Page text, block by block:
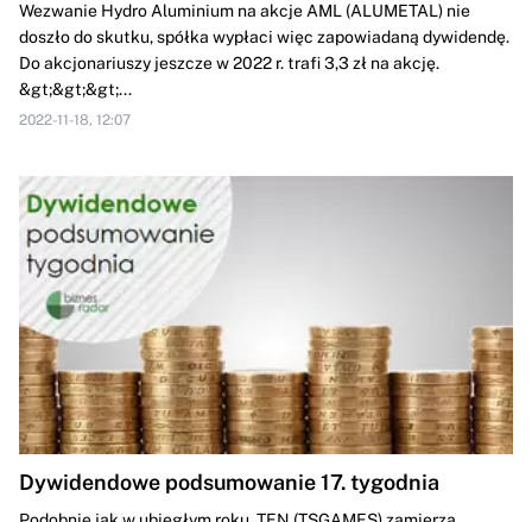
Wezwanie Hydro Aluminium na akcje AML (ALUMETAL) nie
doszło do skutku, spółka wypłaci więc zapowiadaną dywidendę.
Do akcjonariuszy jeszcze w 2022 r. trafi 3,3 zł na akcję.
&gt;&gt;&gt;...
2022-11-18, 12:07
Dywidendowe podsumowanie 17. tygodnia